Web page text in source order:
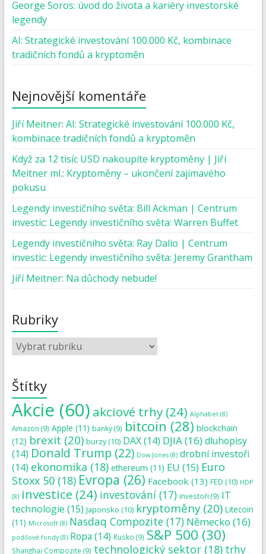
George Soros: úvod do života a kariéry investorské
legendy
AI: Strategické investování 100.000 Kč, kombinace
tradičních fondů a kryptoměn
Nejnovější komentáře
Jiří Meitner: AI: Strategické investování 100.000 Kč,
kombinace tradičních fondů a kryptoměn
Když za 12 tisíc USD nakoupíte kryptoměny | Jiří
Meitner ml.: Kryptoměny – ukončení zajímavého
pokusu
Legendy investičního světa: Bill Ackman | Centrum
investic: Legendy investičního světa: Warren Buffet
Legendy investičního světa: Ray Dalio | Centrum
investic: Legendy investičního světa: Jeremy Grantham
Jiří Meitner: Na důchody nebude!
Rubriky
Štítky
Akcie (60) akciové trhy(24) Alphabet(8)
Amazon (9) Apple (11) banky(9) bitcoin (28) blockchain
(12) brexit (20) burzy(10) DAX(14) DJIA(16)dluhopisy
(14) Donald Trump (22) Dow Jones(8) drobní investoři
(14) ekonomika (18) ethereum (11) EU (15) Euro
Stoxx 50(18) Evropa (26) Facebook (13) FED (10) HDP
(8) investice (24) investování(17) investoři (9) IT
technologie (15) Japonsko (10) kryptoměny(20) Litecoin
(11) Microsoft(8) Nasdaq Compozite(17) Německo (16)
podílové fondy(8) Ropa (14) Rusko (9) S&P 500 (30)
Shanghai Compozite (9) technologický sektor(18) trhy